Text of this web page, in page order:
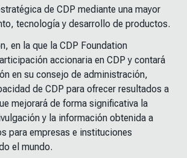
de CDP mediante una mayor
tecnología y desarrollo de productos.
en la que la CDP Foundation
accionaria en CDP y contará
en su consejo de administración,
de CDP para ofrecer resultados a
mejorará de forma significativa la
y la información obtenida a
para empresas e instituciones
el mundo.